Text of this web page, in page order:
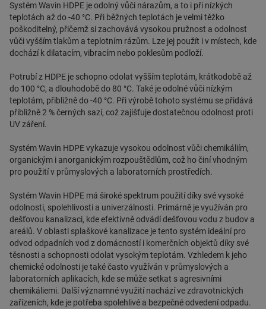
Díky své konstrukci zajišťují dlouhou životnost a spolehlivost, čímž
se stávají ekonomicky výhodnou volbou pro
odvodnění střech.
Firma Richter + Frenzel se pyšní dlouhodobými vztahy s
renomovanými výrobci, díky čemuž může nabídnout svým
zákazníkům zboží od nejlepších světových značek.
Bezpečnost,
spolehlivost a dlouhá životnostproduktů jsou zárukou
spokojenosti a dlouhodobého využívání.
Systém Wavin HDPE je odolný vůči nárazům, a to i při nízkých
teplotách až do -40 °C. Při běžných teplotách je velmi těžko
poškoditelný, přičemž si zachovává vysokou pružnost a odolnost
vůči vyšším tlakům a teplotním rázům. Lze jej použít i v místech, kde
dochází k dilatacím, vibracím nebo poklesům podloží.
Potrubí z HDPE je schopno odolat vyšším teplotám, krátkodobě až
do 100 °C, a dlouhodobě do 80 °C. Také je odolné vůči nízkým
teplotám, přibližně do -40 °C. Při výrobě tohoto systému se přidává
přibližně 2 % černých sazí, což zajišťuje dostatečnou odolnost proti
UV záření.
Systém Wavin HDPE vykazuje vysokou odolnost vůči chemikáliím,
organickým i anorganickým rozpouštědlům, což ho činí vhodným
pro použití v průmyslových a laboratorních prostředích.
Systém Wavin HDPE má široké spektrum použití díky své vysoké
odolnosti, spolehlivosti a univerzálnosti. Primárně je využíván pro
dešťovou kanalizaci, kde efektivně odvádí dešťovou vodu z budov a
areálů. V oblasti splaškové kanalizace je tento systém ideální pro
odvod odpadních vod z domácností i komerčních objektů díky své
těsnosti a schopnosti odolat vysokým teplotám. Vzhledem k jeho
chemické odolnosti je také často využíván v průmyslových a
laboratorních aplikacích, kde se může setkat s agresivními
chemikáliemi. Další významné využití nachází ve zdravotnických
zařízeních, kde je potřeba spolehlivé a bezpečné odvedení odpadu.